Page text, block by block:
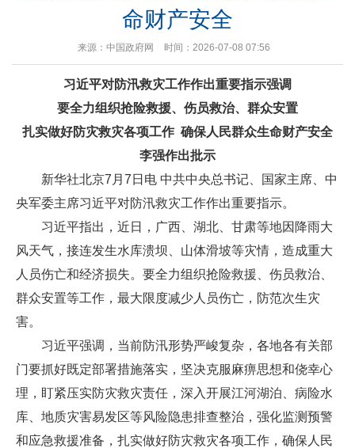
命财产安全
来源：中国政府网 时间：2026-07-08 07:56
习近平对防汛救灾工作作出重要指示强调
要全力组织抢险救援、伤员救治、群众安置
扎实做好防灾救灾各项工作 确保人民群众生命财产安全
李强作出批示
新华社北京7月7日电 中共中央总书记、国家主席、中
央军委主席习近平对防汛救灾工作作出重要指示。
习近平指出，近日，广西、湖北、甘肃等地因降雨大
风天气，接连发生水库溃坝、山体滑坡等灾情，造成重大
人员伤亡和经济损失。要全力组织抢险救援、伤员救治、
群众安置等工作，最大限度减少人员伤亡，防范次生灾
害。
习近平强调，当前防汛形势严峻复杂，各地各有关部
门要抓好既定部署措施落实，坚决克服麻痹思想和侥幸心
理，盯紧压实防灾救灾责任，深入开展江河湖泊、病险水
库、地质灾害易发区等风险隐患排查整治，强化监测预警
和应急救援准备，扎实做好防灾救灾各项工作，确保人民